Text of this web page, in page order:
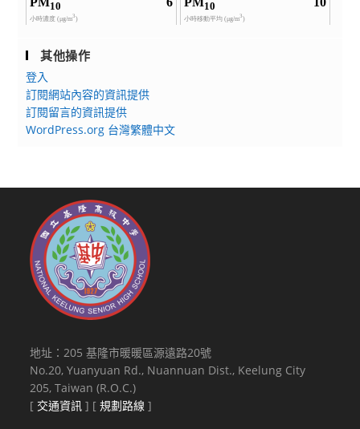
其他操作
登入
訂閱網站內容的資訊提供
訂閱留言的資訊提供
WordPress.org 台灣繁體中文
地址：205 基隆市暖暖區源遠路20號
No.20, Yuanyuan Rd., Nuannuan Dist., Keelung City
205, Taiwan (R.O.C.)
[ 交通資訊 ] [規劃路線 ]